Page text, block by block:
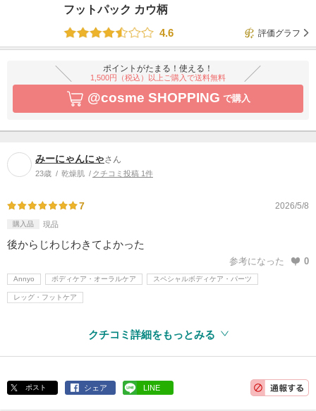
フットパック カウ柄
4.6
評価グラフ
ポイントがたまる！使える！
1,500円（税込）以上ご購入で送料無料
@cosme SHOPPING で購入
みーにゃんにゃさん
23歳 乾燥肌 クチコミ投稿 1件
7 2026/5/8
購入品 現品
後からじわじわきてよかった
参考になった 0
Annyo ボディケア・オーラルケア スペシャルボディケア・パーツ
レッグ・フットケア
クチコミ詳細をもっとみる
ポスト シェア LINE